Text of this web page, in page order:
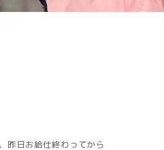
昨日お給仕終わってから